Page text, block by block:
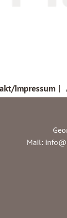
Impressum |
Mail: